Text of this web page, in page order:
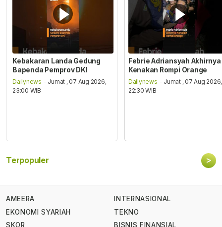
Kebakaran Landa Gedung
Bapenda Pemprov DKI
Dailynews - Jumat , 07 Aug 2026,
23:00 WIB
Febrie Adriansyah Akhirnya
Kenakan Rompi Orange
Dailynews - Jumat , 07 Aug 2026,
22:30 WIB
Terpopuler >
AMEERA
EKONOMI SYARIAH
SKOR
INTERNASIONAL
TEKNO
BISNIS FINANSIAL